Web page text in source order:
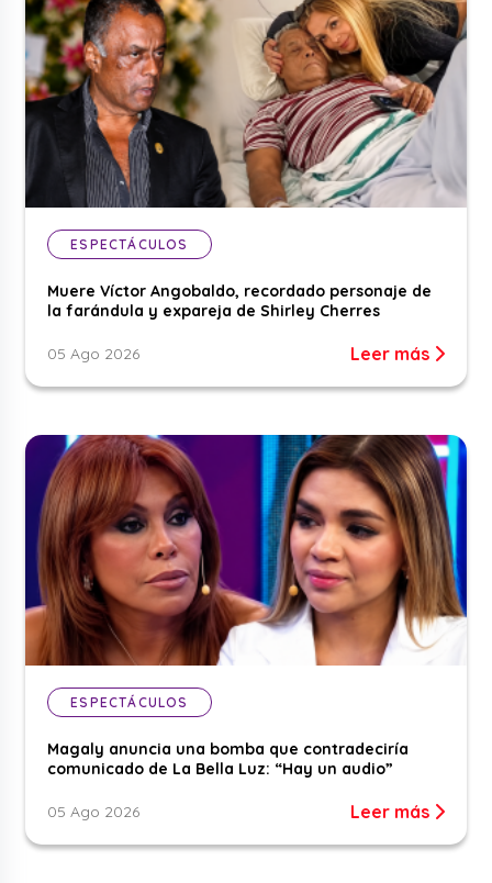
ESPECTÁCULOS
Muere Víctor Angobaldo, recordado personaje de
la farándula y expareja de Shirley Cherres
05 Ago 2026 Leer más
ESPECTÁCULOS
Magaly anuncia una bomba que contradeciría
comunicado de La Bella Luz: “Hay un audio”
05 Ago 2026 Leer más